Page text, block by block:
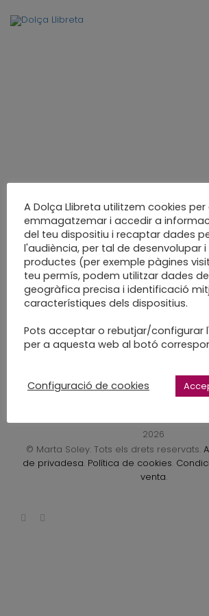
Me’n vaig a
món…
Bones vacances!!!
2026
© Marta Soley. Tots els drets reservats.
de privadesa. Política de cookies.
venta.
A Dolça Llibreta utilitzem cookies per
emmagatzemar i accedir a
del teu dispositiu i recaptar dades
l'audiència, per tal de desenvolupar
productes (per exemple pàgines
teu permís, podem utilitzar dades
geogràfica precisa i identificació
característiques dels dispositius.
Pots acceptar o rebutjar/configurar
per a aquesta web al botó
Configuració de cookies